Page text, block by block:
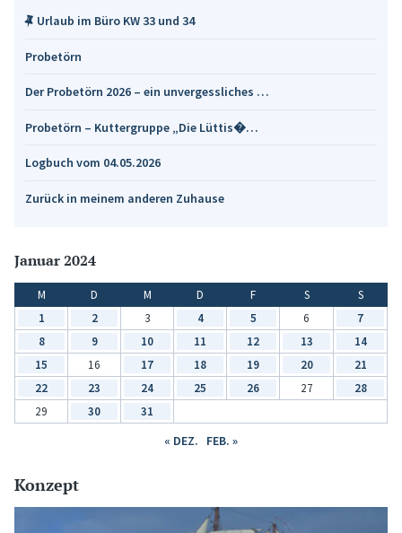
Urlaub im Büro KW 33 und 34
Probetörn
Der Probetörn 2026 – ein unvergessliches …
Probetörn – Kuttergruppe „Die Lüttis�…
Logbuch vom 04.05.2026
Zurück in meinem anderen Zuhause
Januar 2024
M D M D F S
S
1
2 3 4 5 6
7
8
9 10 11 12 13
14
15
16 17 18 19 20
21
22
23 24 25 26 27
28
29
30 31
« DEZ. FEB. »
Konzept